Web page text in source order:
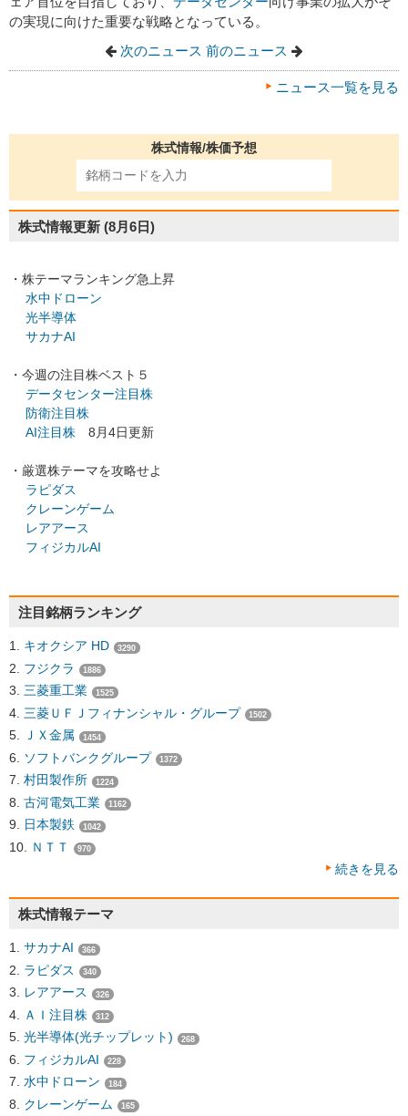
の実現に向けた重要な戦略となっている。
次のニュース 前のニュース
ニュース一覧を見る
株式情報/株価予想
株式情報更新 (8月6日)
・株テーマランキング急上昇
水中ドローン
光半導体
サカナAI
・今週の注目株ベスト５
データセンター注目株
防衛注目株
AI注目株 8月4日更新
・厳選株テーマを攻略せよ
ラピダス
クレーンゲーム
レアアース
フィジカルAI
注目銘柄ランキング
キオクシア HD 3290
フジクラ 1886
三菱重工業 1525
三菱ＵＦＪフィナンシャル・グループ 1502
ＪＸ金属 1454
ソフトバンクグループ 1372
村田製作所 1224
古河電気工業 1162
日本製鉄 1042
ＮＴＴ 970
続きを見る
株式情報テーマ
サカナAI 366
ラピダス 340
レアアース 326
ＡＩ注目株 312
光半導体(光チップレット) 268
フィジカルAI 228
水中ドローン 184
クレーンゲーム 165